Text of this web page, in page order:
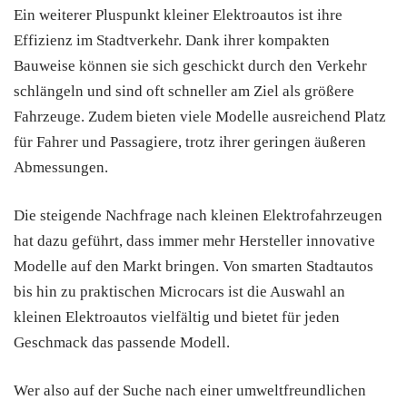
Ein weiterer Pluspunkt kleiner Elektroautos ist ihre
Effizienz im Stadtverkehr. Dank ihrer kompakten
Bauweise können sie sich geschickt durch den Verkehr
schlängeln und sind oft schneller am Ziel als größere
Fahrzeuge. Zudem bieten viele Modelle ausreichend Platz
für Fahrer und Passagiere, trotz ihrer geringen äußeren
Abmessungen.
Die steigende Nachfrage nach kleinen Elektrofahrzeugen
hat dazu geführt, dass immer mehr Hersteller innovative
Modelle auf den Markt bringen. Von smarten Stadtautos
bis hin zu praktischen Microcars ist die Auswahl an
kleinen Elektroautos vielfältig und bietet für jeden
Geschmack das passende Modell.
Wer also auf der Suche nach einer umweltfreundlichen